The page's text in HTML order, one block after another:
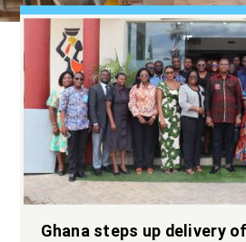
Ghana steps up delivery